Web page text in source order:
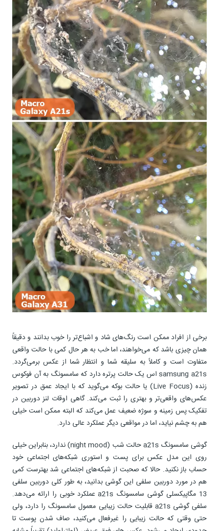
برخی از افراد ممکن است رنگ‌های شاد و اشباع‌تر را خوب بدانند و دقیقاً
همان چیزی باشد که می‌خواهند، اما خب به هر حال کمی با حالت واقعی
متفاوت است و کاملاً به سلیقه شما و انتظار شما از عکس برمی‌گردد.
samsung a21s اس یک حالت پرتره دارد که سامسونگ به آن فوکوس
زنده (Live Focus) یا حالت بوکه می‌گوید که با ایجاد عمق در تصویر
عکس‌های واقعی‌تر و بهتری را ثبت می‌کند. گاهی اوقات لنز دوربین در
تفکیک پس زمینه و سوژه ضعیف عمل می‌کند که البته ممکن است خیلی
هم به چشم نیاید، اما در مواقعی دیگر عملکرد عالی دارد.
گوشی سامسونگ a21s حالت شب (night mood) ندارد، بنابراین خیلی
روی این مدل عکس برای پست و استوری شبکه‌های اجتماعی خود
حساب باز نکنید. حالا که صحبت از شبکه‌های اجتماعی شد بهترست کمی
هم در مورد دوربین سلفی این گوشی بدانید، به طور کلی دوربین سلفی
13 مگاپیکسلی گوشی سامسونگ a21s عملکرد خوبی را ارائه می‌دهد.
سلفی گوشی a21s قابلیت حالت زیبایی معمول سامسونگ را دارد، ولی
حتی وقتی که حالت زیبایی را غیرفعال می‌کنید، صاف شدن پوست تا